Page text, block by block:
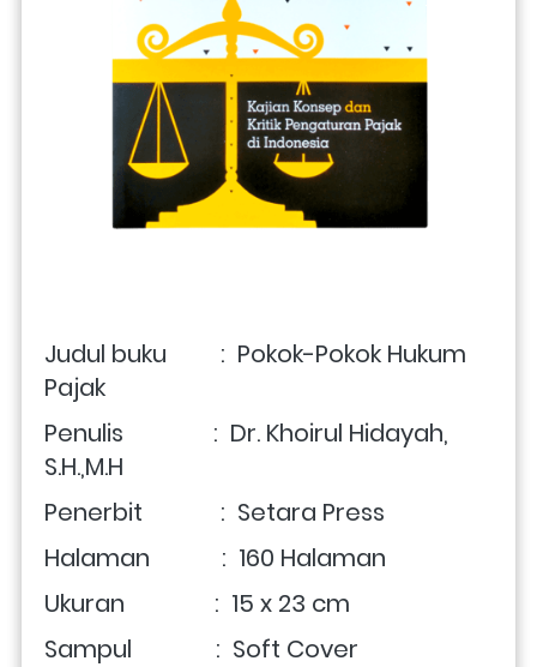
Judul buku         :  Pokok-Pokok Hukum
Pajak
Penulis               :  Dr. Khoirul Hidayah,
S.H.,M.H
Penerbit             :  Setara Press
Halaman            :  160 Halaman
Ukuran               :  15 x 23 cm
Sampul              :  Soft Cover